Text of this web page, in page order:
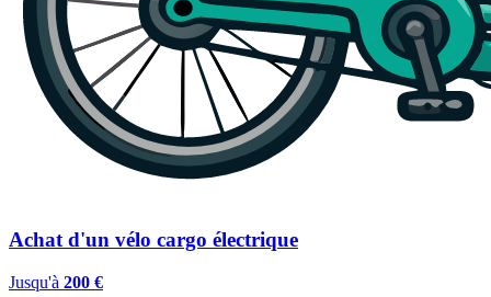
Achat d'un vélo cargo électrique
Jusqu'à 200 €